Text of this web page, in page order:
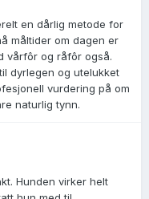
en dårlig metode for
måltider om dagen er
vårfôr og råfôr også.
dyrlegen og utelukket
vurdering på om
naturlig tynn.
Hunden virker helt